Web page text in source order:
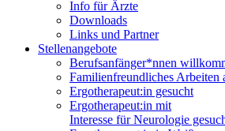
Info für Ärzte
Downloads
Links und Partner
Stellenangebote
Berufsanfänger*nnen
Familienfreundliches Arbeiten
Ergotherapeut:in gesucht
Ergotherapeut:in mit
Interesse für Neurologie